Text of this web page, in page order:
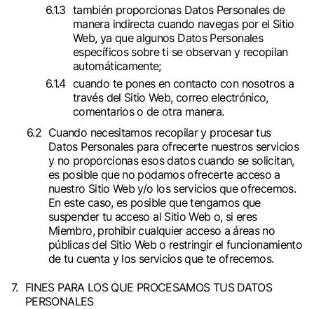
también proporcionas Datos Personales de
manera indirecta cuando navegas por el Sitio
Web, ya que algunos Datos Personales
específicos sobre ti se observan y recopilan
automáticamente;
cuando te pones en contacto con nosotros a
través del Sitio Web, correo electrónico,
comentarios o de otra manera.
Cuando necesitamos recopilar y procesar tus
Datos Personales para ofrecerte nuestros servicios
y no proporcionas esos datos cuando se solicitan,
es posible que no podamos ofrecerte acceso a
nuestro Sitio Web y/o los servicios que ofrecemos.
En este caso, es posible que tengamos que
suspender tu acceso al Sitio Web o, si eres
Miembro, prohibir cualquier acceso a áreas no
públicas del Sitio Web o restringir el funcionamiento
de tu cuenta y los servicios que te ofrecemos.
FINES PARA LOS QUE PROCESAMOS TUS DATOS
PERSONALES